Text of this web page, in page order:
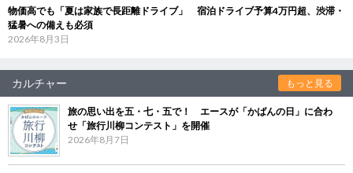
物価高でも「夏は家族で長距離ドライブ」 宿泊ドライブ予算4万円超、渋滞・
猛暑への備えも必須
2026年8月3日
カルチャー もっと見る
旅の思い出を五・七・五で！ エースが「かばんの日」に合わ
せ「旅行川柳コンテスト」を開催
2026年8月7日